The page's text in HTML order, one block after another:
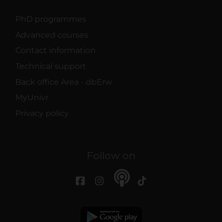
PhD programmes
Advanced courses
Contact information
Technical support
Back office Area - dbErw
MyUnivr
Privacy policy
Follow on